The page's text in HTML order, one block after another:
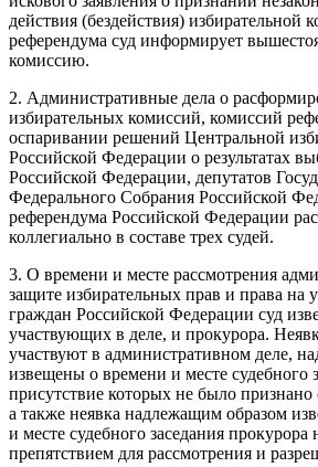
действия (бездействия) избирательной
референдума суд информирует
комиссию.
2. Административные дела о
избирательных комиссий, комиссий
оспаривании решений Центральной
Российской Федерации о результатах
Российской Федерации, депутатов
Федерального Собрания Российской
референдума Российской Федерации
коллегиально в составе трех судей.
3. О времени и месте рассмотрения
защите избирательных прав и права на
граждан Российской Федерации суд
участвующих в деле, и прокурора.
участвуют в административном деле,
извещены о времени и месте судебного
присутствие которых не было признано
а также неявка надлежащим образом
и месте судебного заседания прокурора
препятствием для рассмотрения и